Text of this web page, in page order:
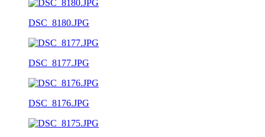
DSC_8180.JPG
DSC_8177.JPG
DSC_8176.JPG